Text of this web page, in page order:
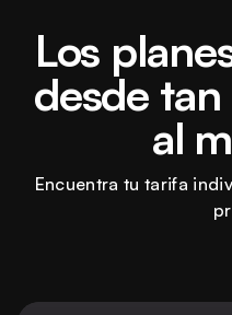
Los
desde tan
al
Encuentra tu tarifa